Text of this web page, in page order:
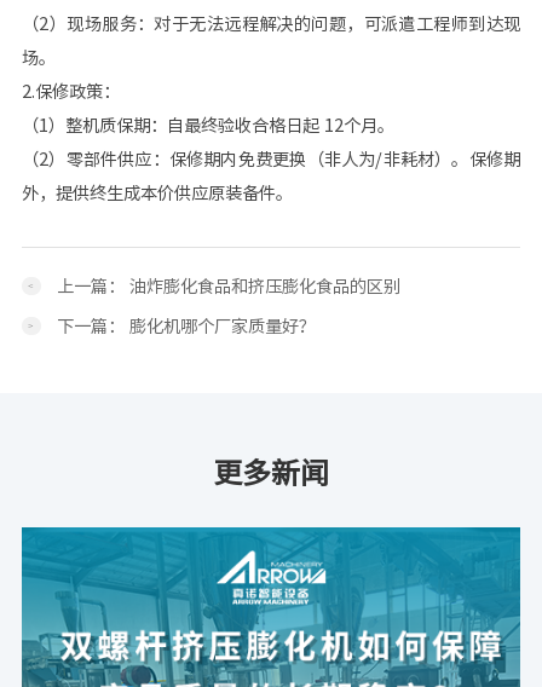
（2）现场服务：对于无法远程解决的问题，可派遣工程师到达现
场。
2.保修政策：
（1）整机质保期：自最终验收合格日起 12个月。
（2）零部件供应：保修期内免费更换（非人为/非耗材）。保修期
外，提供终生成本价供应原装备件。
上一篇： 油炸膨化食品和挤压膨化食品的区别
下一篇： 膨化机哪个厂家质量好？
更多新闻